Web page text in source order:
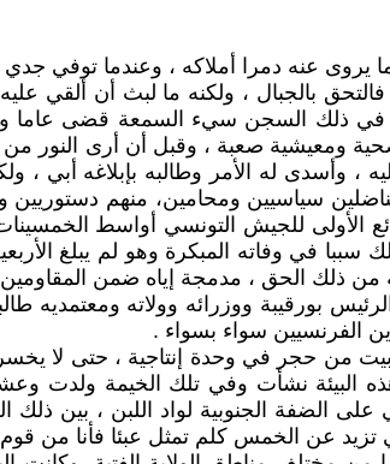
عنه دمرا أملاكه ، وعندما توفي جدي
بالجبال ، ولكنه ما لبث أن ألقي
، هناك في ذلك السجن سيء السمعة قضى
ومعيشية صعبة ، وقبل أن أرى النور
له الأمر وطالبه بإبلاغه أبي ،
سياسيين ومحامين، منهم دستوريين
الأولى للجيش التونسي أواسط
في وفاته المبكرة وهو لم يبلغ
ذلك الحق ، مدمجة إياه ضمن
بورقيبة ووزرائه وولاته ومعتمديه
الفرنسيين سواء بسواء .
من حجر في وحدة إنتاجية ، حتى لا
هذه البيئة نشأت وفي تلك الخيمة
الضفة الجنوبية لواد اللبن ، بين ذلك
تزيد عن الخمس كلم تمثل عبئا فأنا من